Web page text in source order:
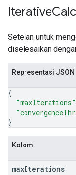
Iterative
Setelan untuk
diselesaikan
Representasi JSON
{
"maxIterations"
}
Kolom
maxIterations